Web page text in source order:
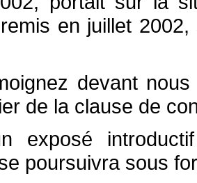
en juillet
devant
de la clause de
exposé
poursuivra sous